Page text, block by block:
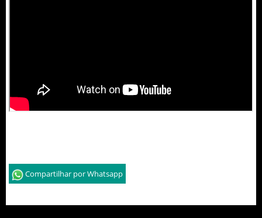
Compartilhar por Whatsapp